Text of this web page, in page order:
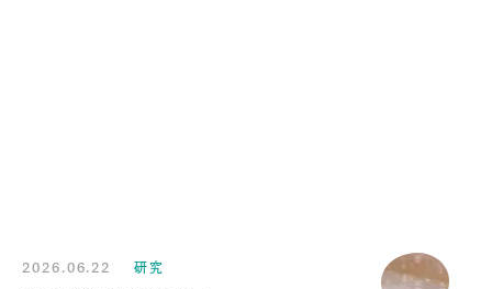
2026.06.22
研究